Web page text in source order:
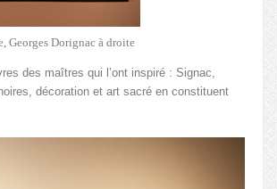
Georges Dorignac à droite
des maîtres qui l’ont inspiré : Signac,
décoration et art sacré en constituent